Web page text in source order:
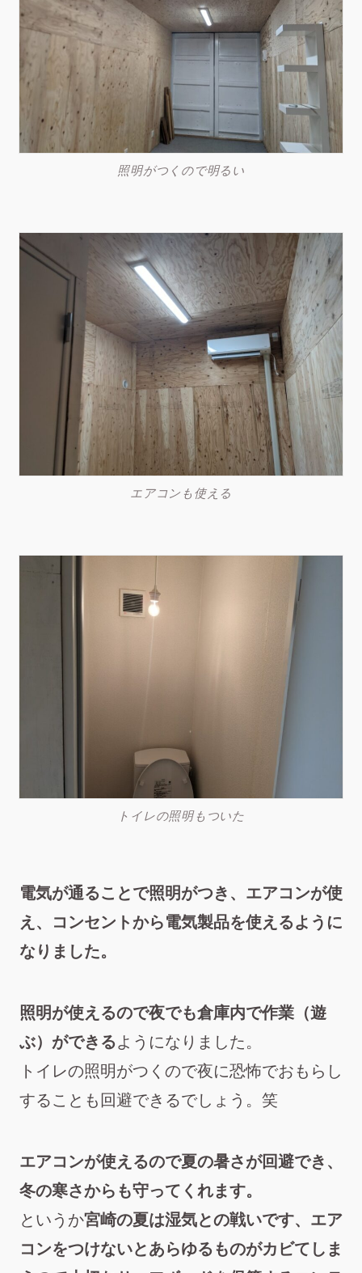
照明がつくので明るい
エアコンも使える
トイレの照明もついた
電気が通ることで照明がつき、エアコンが使
え、コンセントから電気製品を使えるように
なりました。
照明が使えるので夜でも倉庫内で作業（遊
ぶ）ができる ようになりました。
トイレの照明がつくので夜に恐怖でおもらし
することも回避できるでしょう。笑
エアコンが使えるので夏の暑さが回避でき、
冬の寒さからも守ってくれます。
というか宮崎の夏は湿気との戦いです、エア
コンをつけないとあらゆるものがカビてしま